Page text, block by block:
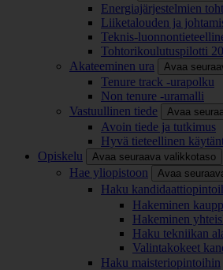
Energiajärjestelmien
Liiketalouden ja
Teknis-
Tohtorikoulutuspilotti
Akateeminen ura
Avaa
Tenure track -urapolku
Non tenure -uramalli
Vastuullinen tiede
Avaa
Avoin tiede ja tutkimus
Hyvä tieteellinen
Opiskelu
Avaa seuraava valikkotaso
Hae yliopistoon Avaa
Haku
Hakeminen
Hakeminen
Haku tekniikan
Valintakokeet
Haku maisteriopintoihin